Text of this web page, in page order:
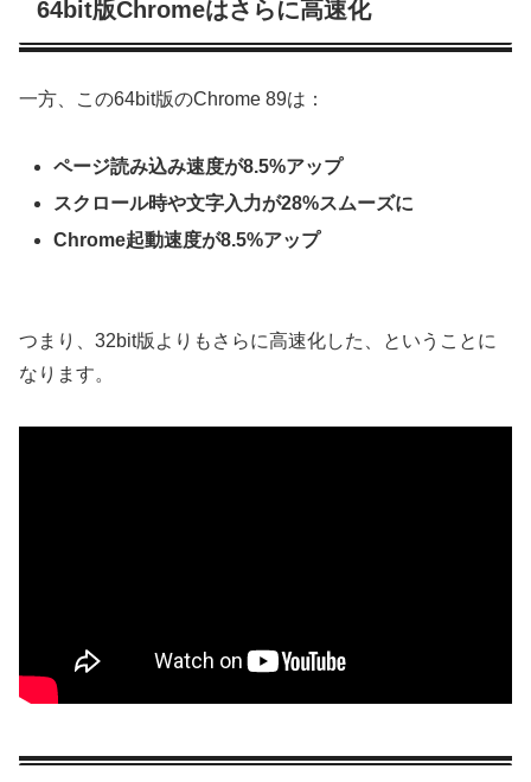
64bit版Chromeはさらに高速化
一方、この64bit版のChrome 89は：
ページ読み込み速度が8.5%アップ
スクロール時や文字入力が28%スムーズに
Chrome起動速度が8.5%アップ
つまり、32bit版よりもさらに高速化した、ということに
なります。